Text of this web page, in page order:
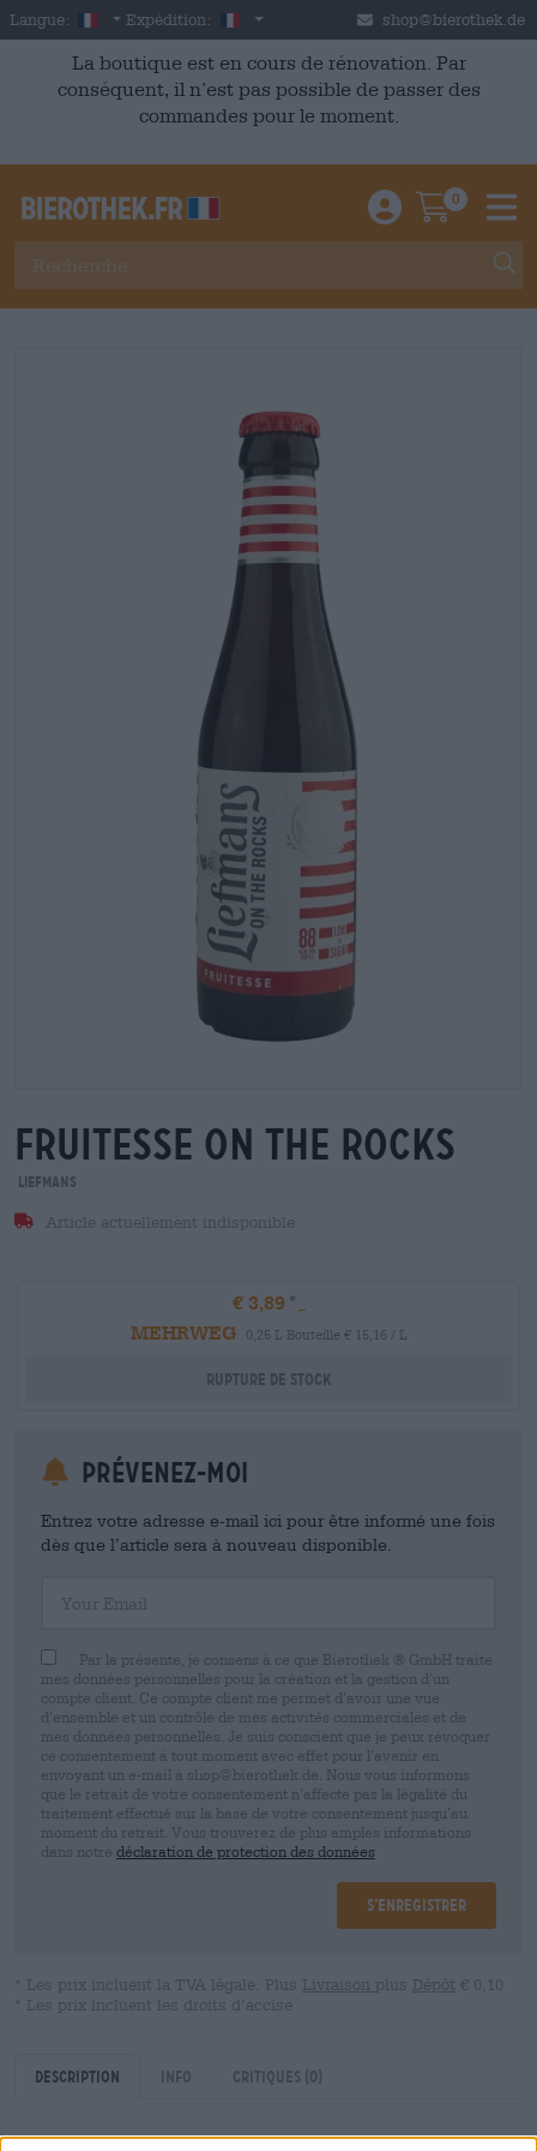
Skip to main content
Langue: French
Expédition: France shop@bierothek.de
La boutique est en cours de rénovation. Par
conséquent, il n’est pas possible de passer des
commandes pour le moment.
Einloggen /
0
fruitesse on the rocks
Liefmans
Article actuellement indisponible
€ 3,89
MEHRWEG
0,25 L Bouteille € 15,16 / L
Rupture de stock
Prévenez-moi
Entrez votre adresse e-mail ici pour être informé une fois
dès que l’article sera à nouveau disponible.
Par la présente, je consens à ce que Bierothek ® GmbH traite
mes données personnelles pour la création et la gestion d’un
compte client. Ce compte client me permet d’avoir une vue
d’ensemble et un contrôle de mes activités commerciales et de
mes données personnelles. Je suis conscient que je peux révoquer
ce consentement à tout moment avec effet pour l’avenir en
envoyant un e-mail à shop@bierothek.de. Nous vous informons
que le retrait de votre consentement n’affecte pas la légalité du
traitement effectué sur la base de votre consentement jusqu’au
moment du retrait. Vous trouverez de plus amples informations
dans notre déclaration de protection des données
S’enregistrer
* Les prix incluent la TVA légale. Plus Livraison plus Dépôt € 0,10
* Les prix incluent les droits d’accise
Description Info Critiques (0)